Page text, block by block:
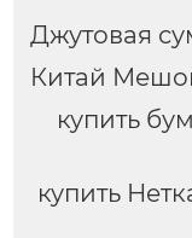
Джутовая
Китай
купить
купить